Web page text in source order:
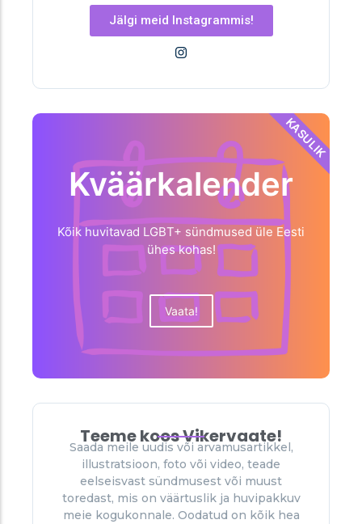
Jälgi meid Instagrammis!
Kväärkalender
Kõik huvitavad LGBT+ sündmused üle Eesti
ühes kohas!
Vaata!
KASULIK
Teeme koos Vikervaate!
Saada meile uudis või arvamusartikkel,
illustratsioon, foto või video, teade
eelseisvast sündmusest või muust
toredast, mis on väärtuslik ja huvipakkuv
meie kogukonnale. Oodatud on kõik hea